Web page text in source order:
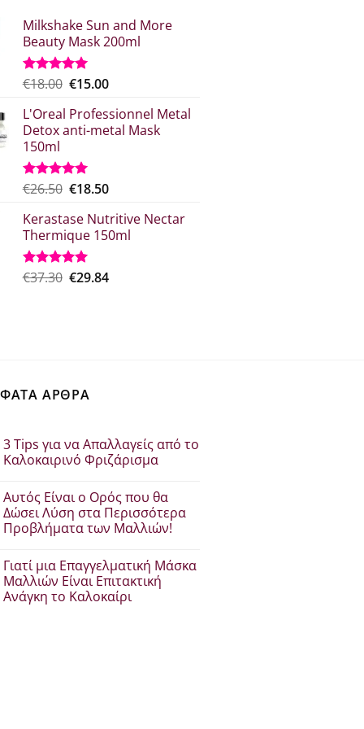
Milkshake Sun and More
Beauty Mask 200ml
Βαθμολογήθηκε
από 5
€18.00 Original
was:
€18.00.
€15.00Η
τιμή
είναι:
L'Oreal Professionnel Metal
Detox anti-metal Mask
150ml
Βαθμολογήθηκε
από 5
€26.50 Original
was:
€26.50.
€18.50Η
τιμή
είναι:
Kerastase Nutritive Nectar
Thermique 150ml
Βαθμολογήθηκε
€37.30 Original
€29.84Η
ΑΡΘΡΑ
3 Tips για να Απαλλαγείς από το
Καλοκαιρινό Φριζάρισμα
σχόλια
στο
3
Tips
για
Απαλλαγείς
από
το
Καλοκαιρινό
Φριζάρισμα
Αυτός Είναι ο Ορός που θα
Δώσει Λύση στα Περισσότερα
Προβλήματα των Μαλλιών!
σχόλια
στο
Αυτός
Είναι
Γιατί μια Επαγγελματική Μάσκα
Μαλλιών Είναι Επιτακτική
Ανάγκη το Καλοκαίρι